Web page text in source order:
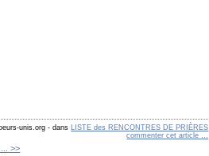
unis.org - dans LISTE des RENCONTRES DE PRIÈRES
commenter cet article …
>>